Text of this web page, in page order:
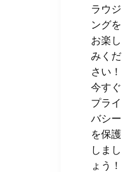
ラウジ
ングを
お楽し
みくだ
さい！
今すぐ
プライ
バシー
を保護
しまし
ょう！